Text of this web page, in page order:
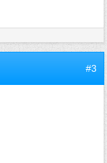
#3